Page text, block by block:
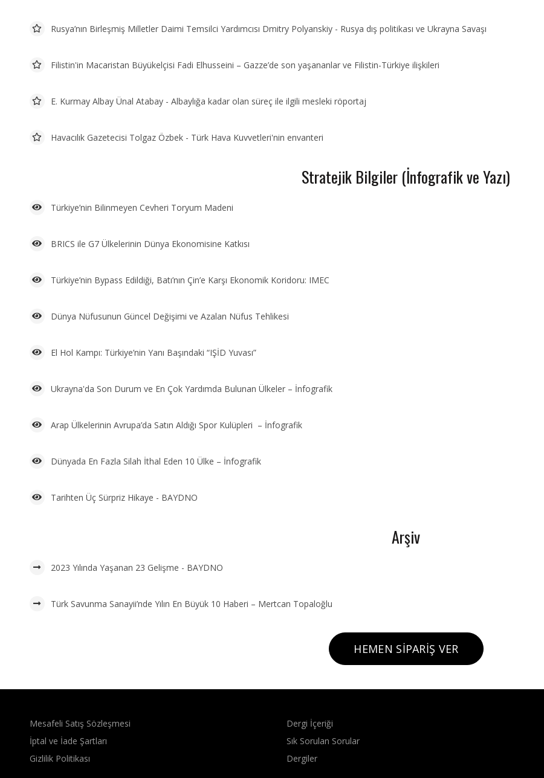
Rusya’nın Birleşmiş Milletler Daimi Temsilci Yardımcısı Dmitry Polyanskiy - Rusya dış politikası ve Ukrayna Savaşı
Filistin'in Macaristan Büyükelçisi Fadi Elhusseini – Gazze’de son yaşananlar ve Filistin-Türkiye ilişkileri
E. Kurmay Albay Ünal Atabay - Albaylığa kadar olan süreç ile ilgili mesleki röportaj
Havacılık Gazetecisi Tolgaz Özbek - Türk Hava Kuvvetleri'nin envanteri
Stratejik Bilgiler (İnfografik ve Yazı)
Türkiye’nin Bilinmeyen Cevheri Toryum Madeni
BRICS ile G7 Ülkelerinin Dünya Ekonomisine Katkısı
Türkiye’nin Bypass Edildiği, Batı’nın Çin’e Karşı Ekonomik Koridoru: IMEC
Dünya Nüfusunun Güncel Değişimi ve Azalan Nüfus Tehlikesi
El Hol Kampı: Türkiye’nin Yanı Başındaki “IŞİD Yuvası”
Ukrayna'da Son Durum ve En Çok Yardımda Bulunan Ülkeler – İnfografik
Arap Ülkelerinin Avrupa’da Satın Aldığı Spor Kulüpleri – İnfografik
Dünyada En Fazla Silah İthal Eden 10 Ülke – İnfografik
Tarihten Üç Sürpriz Hikaye - BAYDNO
Arşiv
2023 Yılında Yaşanan 23 Gelişme - BAYDNO
Türk Savunma Sanayii’nde Yılın En Büyük 10 Haberi – Mertcan Topaloğlu
HEMEN SIPARIŞ VER
Mesafeli Satış Sözleşmesi
İptal ve İade Şartları
Gizlilik Politikası
Dergi İçeriği
Sık Sorulan Sorular
Dergiler